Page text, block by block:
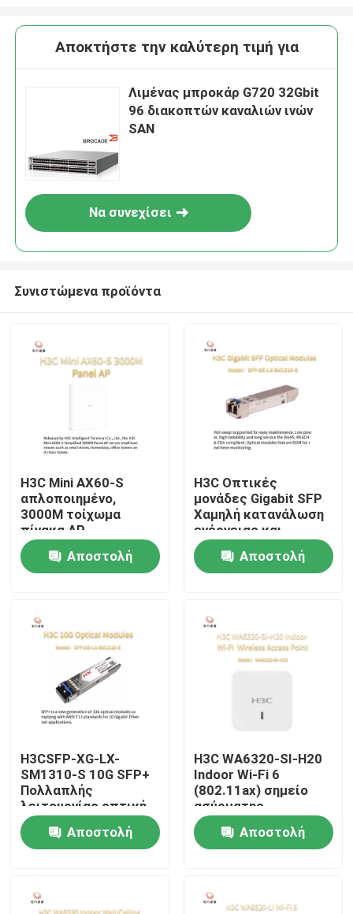
Σπίτι
Προϊόντα
Σχετικά με εμάς
Έλεγχος ποιότητας
Επικοινωνήστε μαζί μας
Ειδήσεις
Υποθέσεις
Κεντρικός υπολογιστής αποθήκευσης ραφιών
Αποκτήστε την καλύτερη τιμή για
Λιμένας μπροκάρ G720 32Gbit
96 διακοπτών καναλιών ινών
SAN
Να συνεχίσει
Συνιστώμενα προϊόντα
H3C Mini AX60-S
απλοποιημένο,
3000M τοίχωμα
πίνακα AP
Αποστολή
H3C Οπτικές
μονάδες Gigabit SFP
Χαμηλή κατανάλωση
ενέργειας και
θερμοδιαλύσιμο SFP-
GE-LX-SM1310-S
Αποστολή
H3CSFP-XG-LX-
SM1310-S 10G SFP+
Πολλαπλής
λειτουργίας οπτική
μονάδα
Αποστολή
H3C WA6320-SI-H20
Indoor Wi-Fi 6
(802.11ax) σημείο
ασύρματης
πρόσβασης
Αποστολή